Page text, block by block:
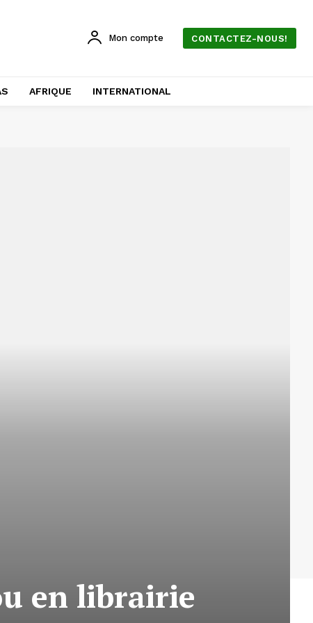
Mon compte CONTACTEZ-NOUS!
AFRIQUE INTERNATIONAL
en librairie